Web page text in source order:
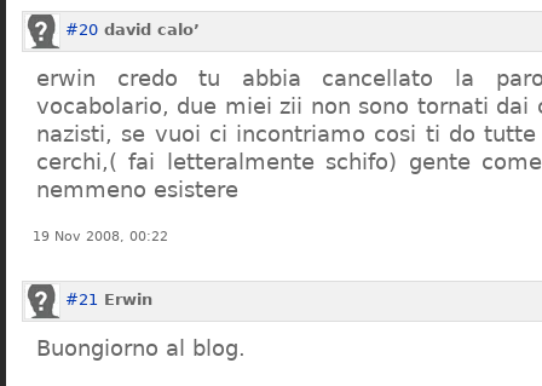
#20 david calo’
erwin credo tu abbia cancellato la
vocabolario, due miei zii non sono tornati dai
nazisti, se vuoi ci incontriamo cosi ti do tutte
cerchi,( fai letteralmente schifo) gente
nemmeno esistere
19 Nov 2008, 00:22
#21 Erwin
Buongiorno al blog.